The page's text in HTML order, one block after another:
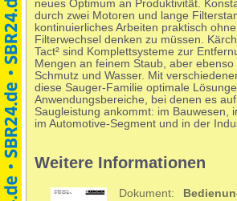
neues Optimum an Produktivität.
durch zwei Motoren und lange
kontinuierliches Arbeiten praktisch
Filterwechsel denken zu müssen.
Tact² sind Komplettsysteme zur
Mengen an feinem Staub, aber
Schmutz und Wasser. Mit
diese Sauger-Familie optimale
Anwendungsbereiche, bei denen es
Saugleistung ankommt: im Bauwesen,
im Automotive-Segment und in der
Weitere Informationen
Dokument: